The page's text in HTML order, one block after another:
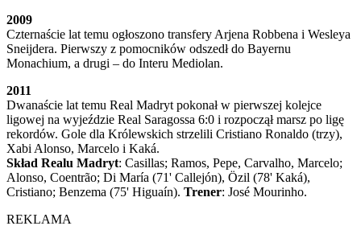
2009
Czternaście lat temu ogłoszono transfery Arjena Robbena i Wesleya
Sneijdera. Pierwszy z pomocników odszedł do Bayernu
Monachium, a drugi – do Interu Mediolan.
2011
Dwanaście lat temu Real Madryt pokonał w pierwszej kolejce
ligowej na wyjeździe Real Saragossa 6:0 i rozpoczął marsz po ligę
rekordów. Gole dla Królewskich strzelili Cristiano Ronaldo (trzy),
Xabi Alonso, Marcelo i Kaká.
Skład Realu Madryt: Casillas; Ramos, Pepe, Carvalho, Marcelo;
Alonso, Coentrão; Di María (71' Callejón), Özil (78' Kaká),
Cristiano; Benzema (75' Higuaín). Trener: José Mourinho.
REKLAMA